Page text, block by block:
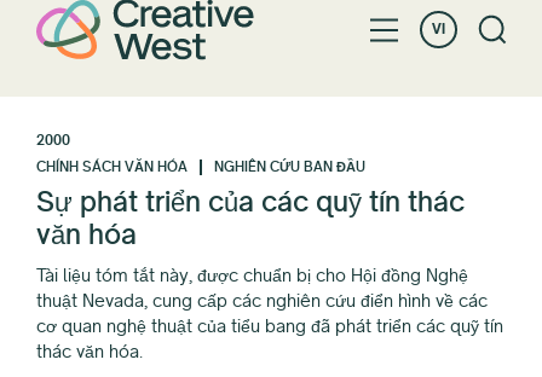
VI
2000
CHÍNH SÁCH VĂN HÓA
NGHIÊN CỨU BAN ĐẦU
Sự phát triển của các quỹ tín thác
văn hóa
Tài liệu tóm tắt này, được chuẩn bị cho Hội đồng Nghệ
thuật Nevada, cung cấp các nghiên cứu điển hình về các
cơ quan nghệ thuật của tiểu bang đã phát triển các quỹ tín
thác văn hóa.